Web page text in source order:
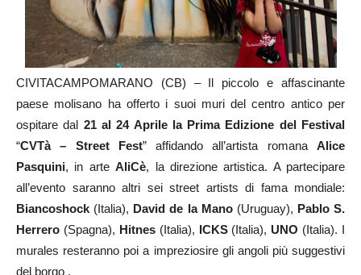
CIVITACAMPOMARANO (CB) – Il piccolo e affascinante
paese molisano ha offerto i suoi muri del centro antico per
ospitare dal 21 al 24 Aprile la Prima Edizione del Festival
“CVTà – Street Fest” affidando all’artista romanaAlice
Pasquini, in arteAliCè, la direzione artistica. A partecipare
all’evento saranno altri sei street artists di fama mondiale:
Biancoshock (Italia), David de la Mano(Uruguay), Pablo S.
Herrero (Spagna), Hitnes(Italia), ICKS(Italia), UNO (Italia). I
murales resteranno poi a impreziosire gli angoli più suggestivi
del borgo .